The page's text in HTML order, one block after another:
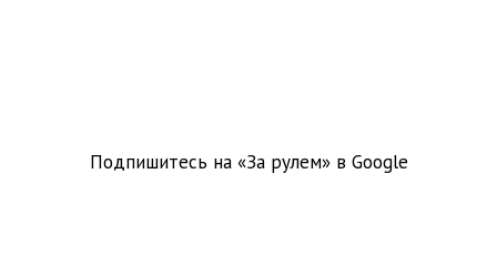
Подпишитесь на «За рулем» в Google